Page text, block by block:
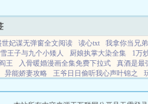
世妃谋无弹窗全文阅读 读心txt 我拿你当兄
王子与九个小矮人 厨娘执掌大染全集 1万
王
入骨暖婚漫画全集免费下拉式 真酒是最
异能娇妻攻略 王爷日日偷听我心声叶锦之
闲生活免费阅读
绿茶上司的一见钟情 给卷